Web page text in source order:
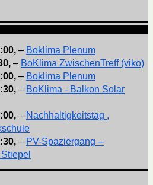
, – Boklima Plenum
, – BoKlima ZwischenTreff (viko)
, – Boklima Plenum
, – BoKlima - Balkon Solar
, – Nachhaltigkeitstag ,
, – PV-Spaziergang --